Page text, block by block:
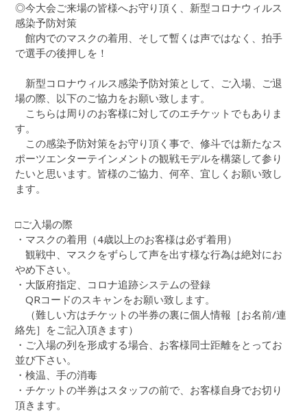
◎今大会ご来場の皆様へお守り頂く、新型コロナウィルス
感染予防対策
館内でのマスクの着用、そして暫くは声ではなく、拍手
で選手の後押しを！
新型コロナウィルス感染予防対策として、ご入場、ご退
場の際、以下のご協力をお願い致します。
こちらは周りのお客様に対してのエチケットでもありま
す。
この感染予防対策をお守り頂く事で、修斗では新たなス
ポーツエンターテインメントの観戦モデルを構築して参り
たいと思います。皆様のご協力、何卒、宜しくお願い致し
ます。
□ご入場の際
・マスクの着用（4歳以上のお客様は必ず着用）
観戦中、マスクをずらして声を出す様な行為は絶対にお
やめ下さい。
・大阪府指定、コロナ追跡システムの登録
QRコードのスキャンをお願い致します。
（難しい方はチケットの半券の裏に個人情報［お名前/連
絡先］をご記入頂きます）
・ご入場の列を形成する場合、お客様同士距離をとってお
並び下さい。
・検温、手の消毒
・チケットの半券はスタッフの前で、お客様自身でお切り
頂きます。